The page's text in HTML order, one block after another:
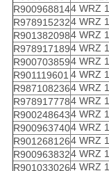
R9009688144 WRZ
R9789152324 WRZ
R9013820984 WRZ
R9789171894 WRZ
R9007038594 WRZ
R901119601 4 WRZ
R9871082364 WRZ
R9789177784 WRZ
R9002486434 WRZ
R9009637404 WRZ
R9012681264 WRZ
R9009638324 WRZ
R9010330264 WRZ